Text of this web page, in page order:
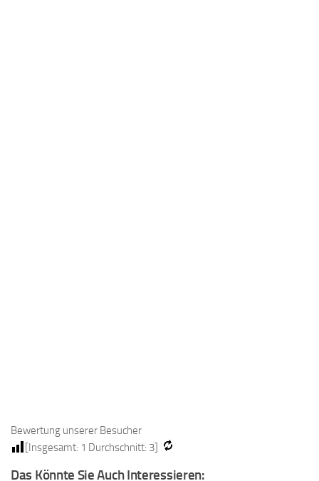
Bewertung unserer Besucher
[Insgesamt: 1 Durchschnitt: 3]
Das Könnte Sie Auch Interessieren: